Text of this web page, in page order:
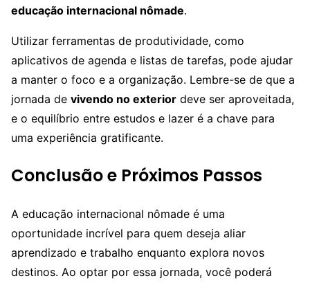
educação internacional nômade.
Utilizar ferramentas de produtividade, como
aplicativos de agenda e listas de tarefas, pode ajudar
a manter o foco e a organização. Lembre-se de que a
jornada de vivendo no exterior deve ser aproveitada,
e o equilíbrio entre estudos e lazer é a chave para
uma experiência gratificante.
Conclusão e Próximos Passos
A educação internacional nômade é uma
oportunidade incrível para quem deseja aliar
aprendizado e trabalho enquanto explora novos
destinos. Ao optar por essa jornada, você poderá